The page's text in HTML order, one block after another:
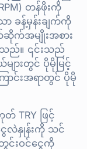
တန်ဖိုးကို
ခန့်မှန်းချက်ကို
က်အမျိုးအစား
သည်။ ၎င်းသည်
ားတွင် ပိုမိုမြင့်
ောင်းအရာတွင် ပိုမို
တ် TRY ဖြင့်
လဲနှုန်းကို သင်
းဝင်ငွေကို